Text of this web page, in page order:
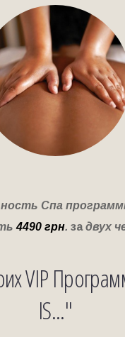
Спа
4490 грн. задвух
VIP
IS..."